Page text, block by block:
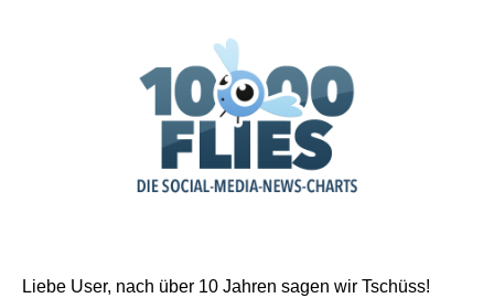
Liebe User, nach über 10 Jahren sagen wir Tschüss!